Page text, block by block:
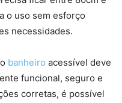
o uso sem esforço
necessidades.
banheiro acessível deve
funcional, seguro e
corretas, é possível